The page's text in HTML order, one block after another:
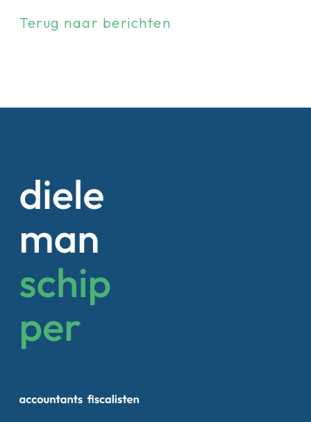
Terug naar berichten